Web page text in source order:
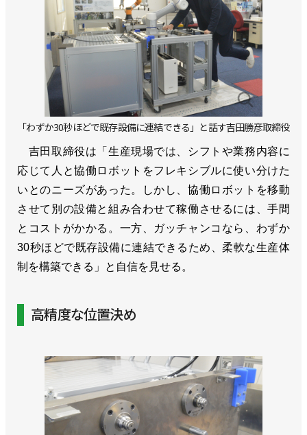
「わずか30秒ほどで既存設備に連結できる」と話す吉田勝彦取締役
吉田取締役は「生産現場では、シフトや業務内容に
応じて人と協働ロボットをフレキシブルに使い分けた
いとのニーズがあった。しかし、協働ロボットを移動
させて別の設備と組み合わせて稼働させるには、手間
とコストがかかる。一方、ガッチャンコなら、わずか
30秒ほどで既存設備に連結できるため、柔軟な生産体
制を構築できる」と自信を見せる。
高精度な位置決め